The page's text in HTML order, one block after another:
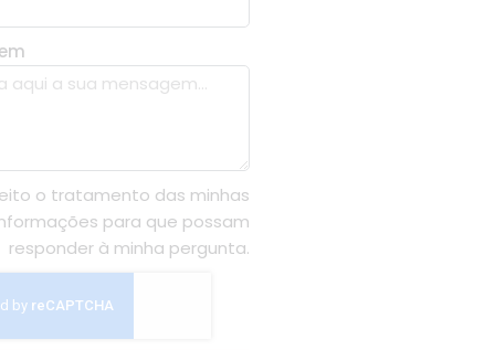
o tratamento das minhas
para que possam
responder à minha pergunta.